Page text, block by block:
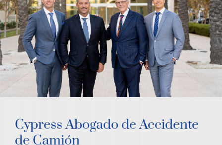
Cypress Abogado de Accidente
de Camión